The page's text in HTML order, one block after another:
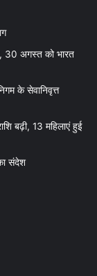
30 अगस्त को भारत
के सेवानिवृत्त
बढ़ी, 13 महिलाएं हुई
संदेश